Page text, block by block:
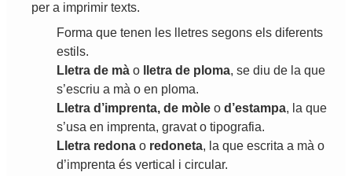
per a imprimir texts.
Forma que tenen les lletres segons els diferents
estils.
Lletra de mà o lletra de ploma, se diu de la que
s’escriu a mà o en ploma.
Lletra d ’imprenta, de mòle o d ’estampa, la que
s’usa en imprenta, gravat o tipografia.
Lletra redona o redoneta, la que escrita a mà o
d’imprenta és vertical i circular.